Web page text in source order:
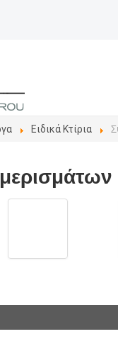
Ειδικά Κτίρια